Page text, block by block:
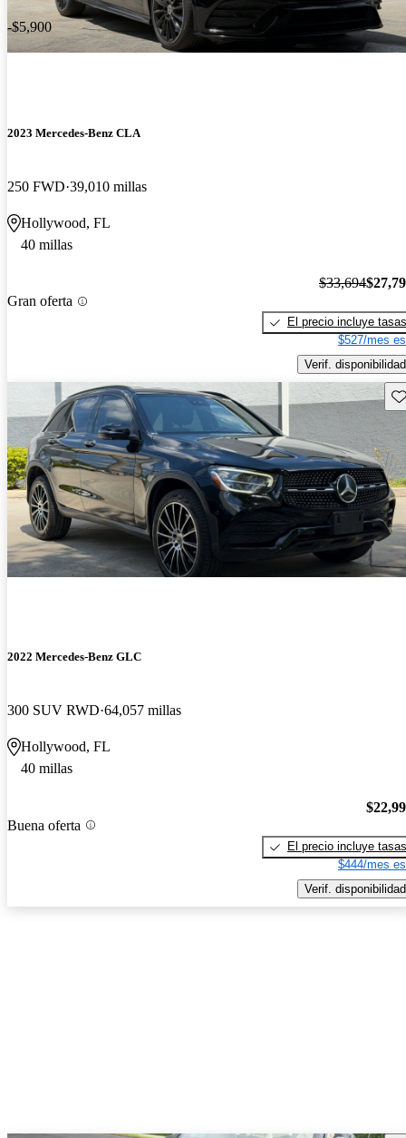
-$5,900
2023 Mercedes-Benz CLA
250 FWD 39,010 millas
Hollywood, FL
40 millas
Gran oferta
$33,694
El precio incluye tasas
$527/mes
Verif. disponibilidad
2022 Mercedes-Benz GLC
300 SUV RWD 64,057 millas
Hollywood, FL
40 millas
Buena oferta
El precio incluye tasas
$444/mes
Verif. disponibilidad